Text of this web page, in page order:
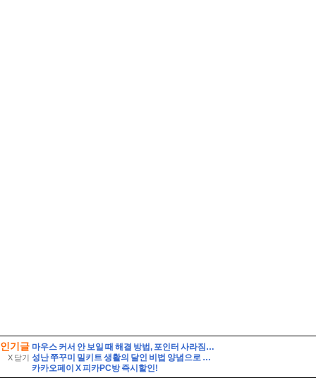
인기글
X 닫기
마우스 커서 안 보일 때 해결 방법, 포인터 사라짐 빠르게 복구하기!
성난 쭈꾸미 밀키트 생활의 달인 비법 양념으로 만든 쭈삼불고기 레시피
카카오페이 X 피카PC방 즉시할인!